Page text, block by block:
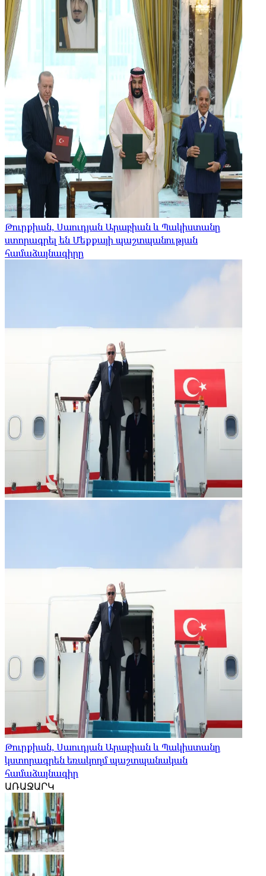
Թուրքիան, Սաուդյան Արաբիան և Պակիստանը
ստորագրել են Մեքքայի պաշտպանության
համաձայնագիրը
Թուրքիան, Սաուդյան Արաբիան և Պակիստանը
կստորագրեն եռակողմ պաշտպանական
համաձայնագիր
ԱՌԱՋԱՐԿ